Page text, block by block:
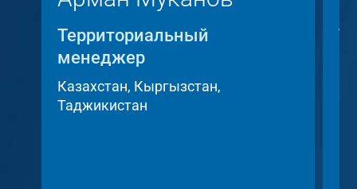
Территориальный
менеджер
Казахстан, Кыргызстан,
Таджикистан